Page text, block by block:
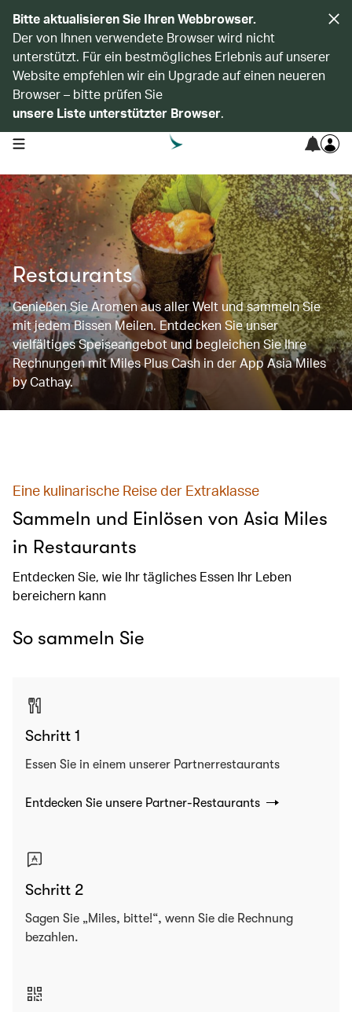
Bitte aktualisieren Sie Ihren Webbrowser.
Der von Ihnen verwendete Browser wird nicht
unterstützt. Für ein bestmögliches Erlebnis auf unserer
Website empfehlen wir ein Upgrade auf einen neueren
Browser – bitte prüfen Sie
unsere Liste unterstützter Browser.
open navigation menu
Restaurants
Genießen Sie Aromen aus aller Welt und sammeln Sie
mit jedem Bissen Meilen. Entdecken Sie unser
vielfältiges Speiseangebot und begleichen Sie Ihre
Rechnungen mit Miles Plus Cash in der App Asia Miles
by Cathay.
Eine kulinarische Reise der Extraklasse
Sammeln und Einlösen von Asia Miles
in Restaurants
Entdecken Sie, wie Ihr tägliches Essen Ihr Leben
bereichern kann
So sammeln Sie
Schritt 1
Essen Sie in einem unserer Partnerrestaurants
Entdecken Sie unsere Partner-Restaurants
Schritt 2
Sagen Sie „Miles, bitte!“, wenn Sie die Rechnung
bezahlen.